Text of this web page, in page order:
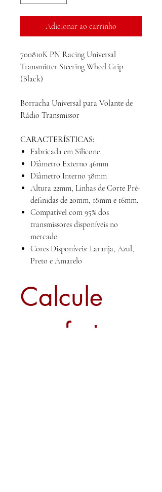
Adicionar ao carrinho
700810K PN Racing Universal
Transmitter Steering Wheel Grip
(Black)
Borracha Universal para Volante de
Rádio Transmissor
CARACTERÍSTICAS:
Fabricada em Silicone
Diâmetro Externo 46mm
Diâmetro Interno 38mm
Altura 22mm, Linhas de Corte Pré-
definidas de 20mm, 18mm e 16mm.
Compatível com 95% dos
transmissores disponíveis no
mercado
Cores Disponíveis: Laranja, Azul,
Preto e Amarelo
Calcule
seu frete